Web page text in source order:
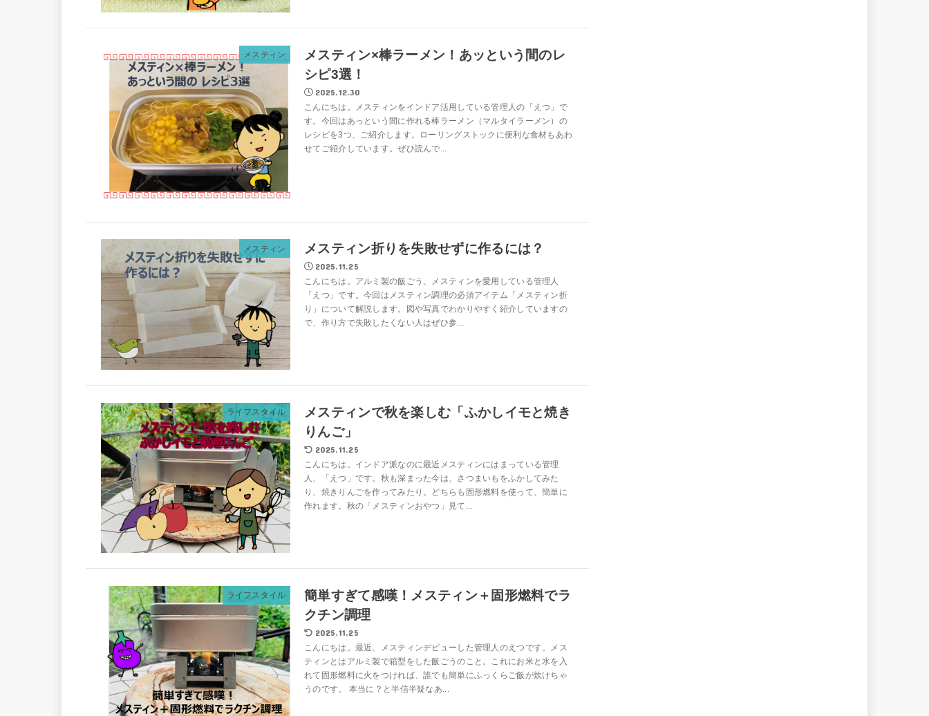
メスティン
メスティン×棒ラーメン！あッという間のレ
シピ3選！
2025.12.30
こんにちは。メスティンをインドア活用している管理人の「えつ」で
す。今回はあっという間に作れる棒ラーメン（マルタイラーメン）の
レシピを3つ、ご紹介します。ローリングストックに便利な食材もあわ
せてご紹介しています。ぜひ読んで...
メスティン メスティン折りを失敗せずに作るには？
2025.11.25
こんにちは。アルミ製の飯ごう、メスティンを愛用している管理人
「えつ」です。今回はメスティン調理の必須アイテム「メスティン折
り」について解説します。図や写真でわかりやすく紹介していますの
で、作り方で失敗したくない人はぜひ参...
ライフスタイル
メスティンで秋を楽しむ「ふかしイモと焼き
りんご」
2025.11.25
こんにちは。インドア派なのに最近メスティンにはまっている管理
人、「えつ」です。秋も深まった今は、さつまいもをふかしてみた
り、焼きりんごを作ってみたり。どちらも固形燃料を使って、簡単に
作れます。秋の「メスティンおやつ」見て...
ライフスタイル
簡単すぎて感嘆！メスティン＋固形燃料でラ
クチン調理
2025.11.25
こんにちは。最近、メスティンデビューした管理人のえつです。メス
ティンとはアルミ製で箱型をした飯ごうのこと。これにお米と水を入
れて固形燃料に火をつければ、誰でも簡単にふっくらご飯が炊けちゃ
うのです。 本当に？と半信半疑なあ...